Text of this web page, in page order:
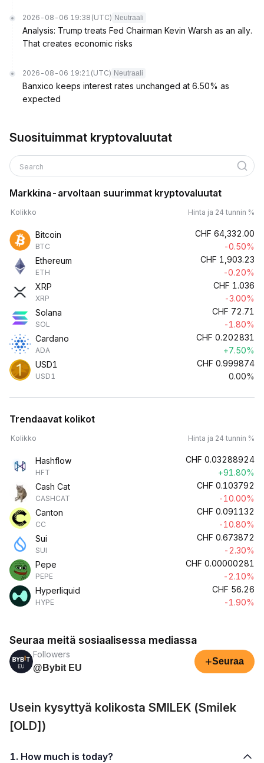
2026-08-06 19:38 (UTC) Neutraali
Analysis: Trump treats Fed Chairman Kevin Warsh as an ally.
That creates economic risks
2026-08-06 19:21 (UTC) Neutraali
Banxico keeps interest rates unchanged at 6.50% as
expected
Suosituimmat kryptovaluutat
Search
Markkina-arvoltaan suurimmat kryptovaluutat
Kolikko Hinta ja 24 tunnin %
Bitcoin
BTC
CHF 64,332.00
-0.50%
Ethereum
ETH
CHF 1,903.23
-0.20%
XRP
XRP
CHF 1.036
-3.00%
Solana
SOL
CHF 72.71
-1.80%
Cardano
ADA
CHF 0.202831
+7.50%
USD1
USD1
CHF 0.999874
0.00%
Trendaavat kolikot
Kolikko Hinta ja 24 tunnin %
Hashflow
HFT
CHF 0.03288924
+91.80%
Cash Cat
CASHCAT
CHF 0.103792
-10.00%
Canton
CC
CHF 0.091132
-10.80%
Sui
SUI
CHF 0.673872
-2.30%
Pepe
PEPE
CHF 0.00000281
-2.10%
Hyperliquid
HYPE
CHF 56.26
-1.90%
Seuraa meitä sosiaalisessa mediassa
Followers
@Bybit EU
+Seuraa
Usein kysyttyä kolikosta SMILEK (Smilek
[OLD])
1. How much is today?